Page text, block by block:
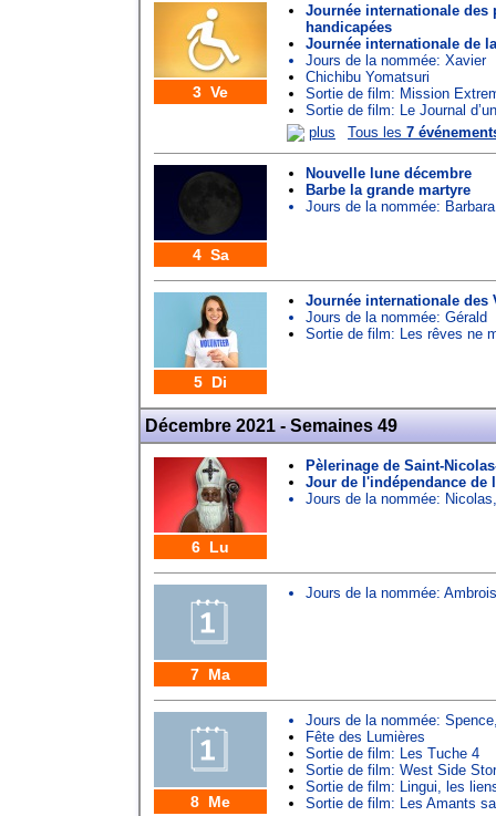
3 Ve
Journée internationale des
handicapées
Journée internationale de
Jours de la nommée: Xavier
Chichibu Yomatsuri
Sortie de film: Mission
Sortie de film: Le Journal
plus
Tous les 7
4 Sa
Nouvelle lune décembre
Barbe la grande martyre
Jours de la nommée: Barbara
5 Di
Journée internationale des
Jours de la nommée: Gérald
Sortie de film: Les rêves ne
Décembre 2021 - Semaines 49
6 Lu
Pèlerinage de Saint-
Jour de l'indépendance de
Jours de la nommée: Nicolas
7 Ma
Jours de la nommée:
8 Me
Jours de la nommée: Spence
Fête des Lumières
Sortie de film: Les Tuche 4
Sortie de film: West Side
Sortie de film: Lingui, les
Sortie de film: Les Amants